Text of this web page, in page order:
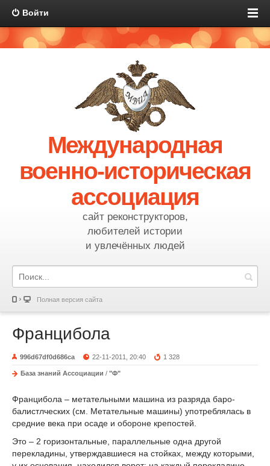
Войти
Международная
военно-историческая
ассоциация
сайт реконструкторов,
любителей истории
и увлечённых людей
Полная версия сайта
Францибола
996d67df0d686ca 22-11-2011, 20:40 1 328
База знаний Ассоциации / "Ф"
Францибола – метательными машина из разряда баро-
балистлческих (см. Метательные машины) употреблялась в
средние века при осаде и обороне крепостей.
Это – 2 горизонтальные, параллельные одна другой
перекладины, утверждавшиеся на стойках, между которыми,